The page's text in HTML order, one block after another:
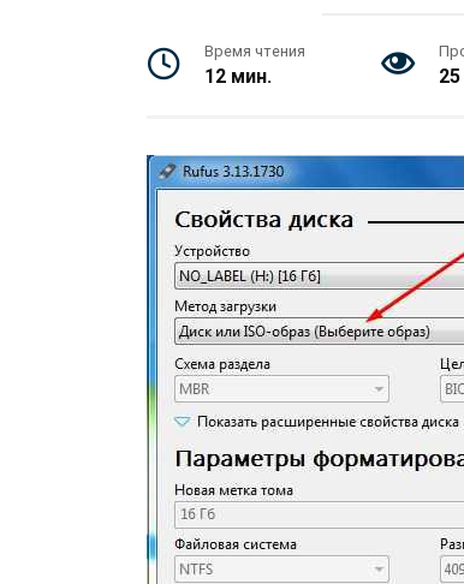
Время чтения
12 мин. 25